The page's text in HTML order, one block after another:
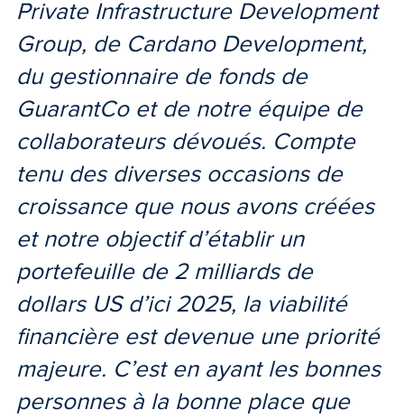
Private Infrastructure Development
Group, de Cardano Development,
du gestionnaire de fonds de
GuarantCo et de notre équipe de
collaborateurs dévoués. Compte
tenu des diverses occasions de
croissance que nous avons créées
et notre objectif d’établir un
portefeuille de 2 milliards de
dollars US d’ici 2025, la viabilité
financière est devenue une priorité
majeure. C’est en ayant les bonnes
personnes à la bonne place que